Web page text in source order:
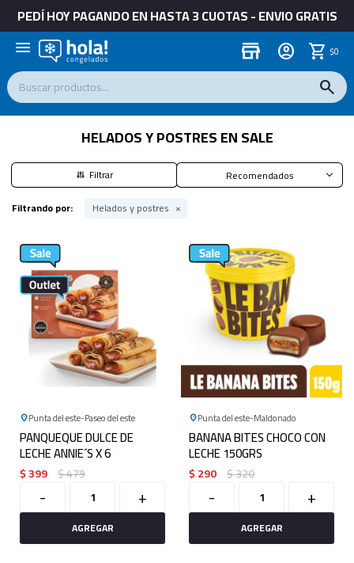
PEDÍ HOY PAGANDO EN HASTA 3 CUOTAS - ENVIO GRATIS
menu store $0
HELADOS Y POSTRES EN SALE
Recomendados
Filtrando por:
Helados y postres
Punta del este Paseo del este
PANQUEQUE DULCE DE
LECHE ANNIE´S X 6
$399 $479
- +
Punta del este Maldonado
BANANA BITES CHOCO CON
LECHE 150GRS
$290 $320
- +